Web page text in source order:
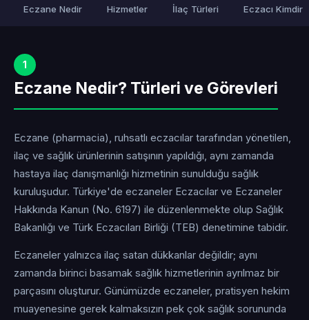
Eczane Nedir Hizmetler İlaç Türleri Eczacı Kimdir
1
Eczane Nedir? Türleri ve Görevleri
Eczane (pharmacia), ruhsatlı eczacılar tarafından yönetilen,
ilaç ve sağlık ürünlerinin satışının yapıldığı, aynı zamanda
hastaya ilaç danışmanlığı hizmetinin sunulduğu sağlık
kuruluşudur. Türkiye'de eczaneler Eczacılar ve Eczaneler
Hakkında Kanun (No. 6197) ile düzenlenmekte olup Sağlık
Bakanlığı ve Türk Eczacıları Birliği (TEB) denetimine tabidir.
Eczaneler yalnızca ilaç satan dükkanlar değildir; aynı
zamanda birinci basamak sağlık hizmetlerinin ayrılmaz bir
parçasını oluşturur. Günümüzde eczaneler, pratisyen hekim
muayenesine gerek kalmaksızın pek çok sağlık sorununda